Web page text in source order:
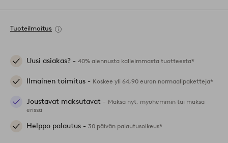
Tuoteilmoitus
Uusi asiakas? - 40% alennusta kalleimmasta tuotteesta*
Ilmainen toimitus - Koskee yli 64,90 euron normaalipaketteja*
Joustavat maksutavat - Maksa nyt, myöhemmin tai maksa
erissä
Helppo palautus - 30 päivän palautusoikeus*